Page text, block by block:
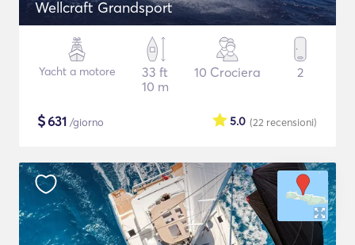
Wellcraft Grandsport
Yacht a motore
33 ft
10 m
10 Crociera 2
$631 /giorno (22 recensioni)
5.0